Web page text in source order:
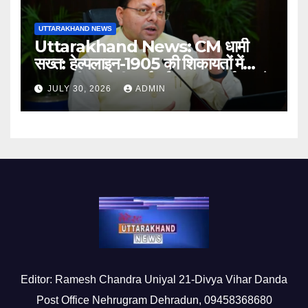
UTTARAKHAND NEWS
Uttarakhand News: CM धामी
सख्त: हेल्पलाइन-1905 की शिकायतों में
लापरवाही पर होगी कार्रवाई, शून्य प्रदर्शन वाले
अधिकारियों को नोटिस…
JULY 30, 2026 ADMIN
Editor: Ramesh Chandra Uniyal 21-Divya Vihar Danda
Post Office Nehrugram Dehradun, 09458368680